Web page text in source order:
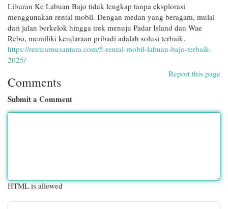
Liburan Ke Labuan Bajo tidak lengkap tanpa eksplorasi
menggunakan rental mobil. Dengan medan yang beragam, mulai
dari jalan berkelok hingga trek menuju Padar Island dan Wae
Rebo, memiliki kendaraan pribadi adalah solusi terbaik.
https://rentcarnusantara.com/5-rental-mobil-labuan-bajo-terbaik-
2025/
Report this page
Comments
Submit a Comment
HTML is allowed